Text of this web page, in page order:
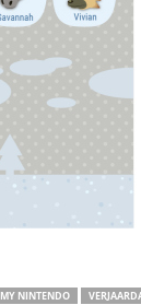
MY NINTENDO